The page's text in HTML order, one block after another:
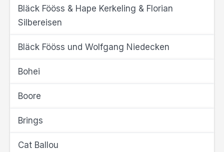
Bläck Fööss & Hape Kerkeling & Florian
Silbereisen
Bläck Fööss und Wolfgang Niedecken
Bohei
Boore
Brings
Cat Ballou